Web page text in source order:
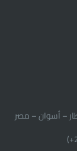
– أسوان – مصر
+
)